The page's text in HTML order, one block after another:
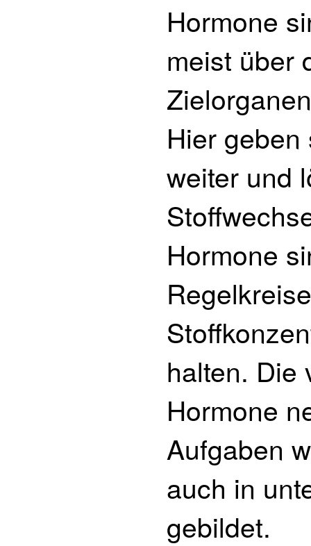
Hormone
meist über
Hier
weiter und
Hormone
halten. Die
Hormone
Aufgaben
auch in
gebildet.